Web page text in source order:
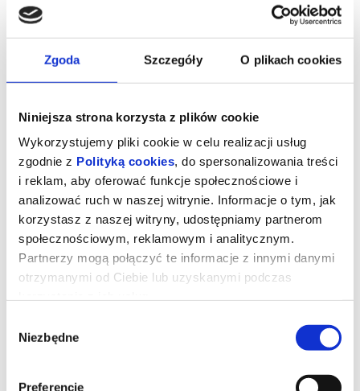
Zgoda Szczegóły O plikach cookies
Niniejsza strona korzysta z plików cookie
Wykorzystujemy pliki cookie w celu realizacji usług
zgodnie z Polityką cookies, do spersonalizowania treści
i reklam, aby oferować funkcje społecznościowe i
analizować ruch w naszej witrynie. Informacje o tym, jak
korzystasz z naszej witryny, udostępniamy partnerom
społecznościowym, reklamowym i analitycznym.
Partnerzy mogą połączyć te informacje z innymi danymi
otrzymanymi od Ciebie lub uzyskanymi podczas
zgody
Niezbędne
Preferencje
Mandalorian i Grogu/dubbing
wojen.Imperium zostało pokonane, jednak jego dawni dowódcy,
wciąż stanowiąc zagrożenie, ukrywają się w różnych częściach
galaktyki. Rodząca się Nowa Republika, by uchronić przed
do legendarnego mandaloriańskiego łowcy nagród Din Djarina
(Pedro Pascal) oraz z jego młodego ucznia Grogu.